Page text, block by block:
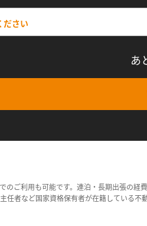
あ
ご利用も可能です。連泊・長期出張の経
者など国家資格保有者が在籍している